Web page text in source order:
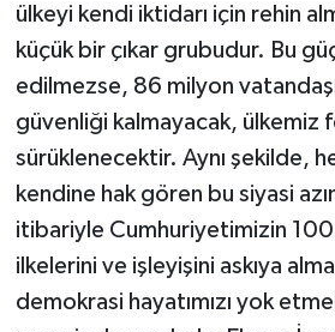
ülkeyi kendi iktidarı için rehin
küçük bir çıkar grubudur. Bu
edilmezse, 86 milyon
güvenliği kalmayacak, ülkemiz
sürüklenecektir. Aynı şekilde,
kendine hak gören bu siyasi
itibariyle Cumhuriyetimizin 100
ilkelerini ve işleyişini askıya
demokrasi hayatımızı yok